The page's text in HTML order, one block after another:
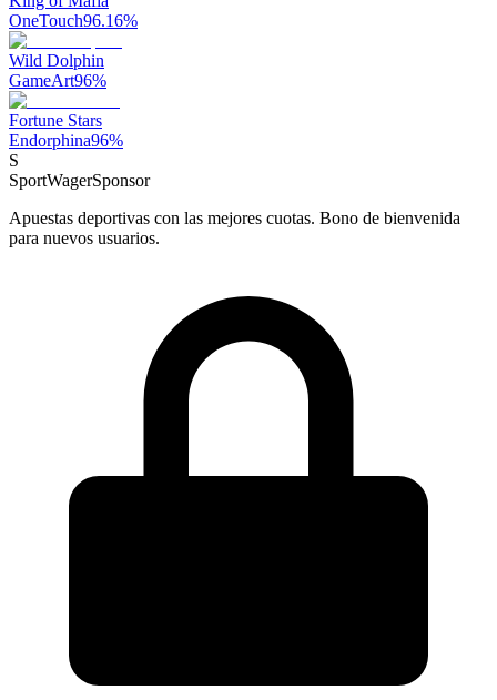
OneTouch96.16%
Wild Dolphin
GameArt96%
Fortune Stars
Endorphina96%
S
SportWagerSponsor
Apuestas deportivas con las mejores cuotas. Bono de bienvenida
para nuevos usuarios.